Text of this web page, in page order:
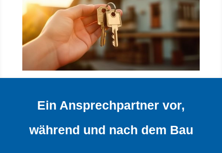
Ein Ansprechpartner vor,
während und nach dem Bau